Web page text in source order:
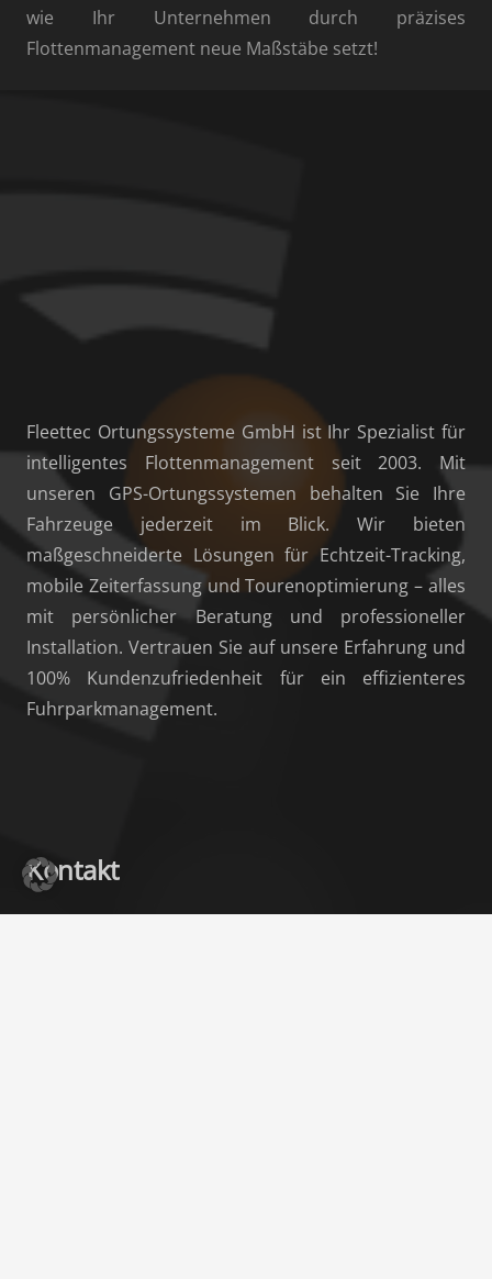
wie Ihr Unternehmen durch präzises
Flottenmanagement neue Maßstäbe setzt!
Fleettec Ortungssysteme GmbH ist Ihr Spezialist für
intelligentes Flottenmanagement seit 2003. Mit
unseren GPS-Ortungssystemen behalten Sie Ihre
Fahrzeuge jederzeit im Blick. Wir bieten
maßgeschneiderte Lösungen für Echtzeit-Tracking,
mobile Zeiterfassung und Tourenoptimierung – alles
mit persönlicher Beratung und professioneller
Installation. Vertrauen Sie auf unsere Erfahrung und
100% Kundenzufriedenheit für ein effizienteres
Fuhrparkmanagement.
Kontakt